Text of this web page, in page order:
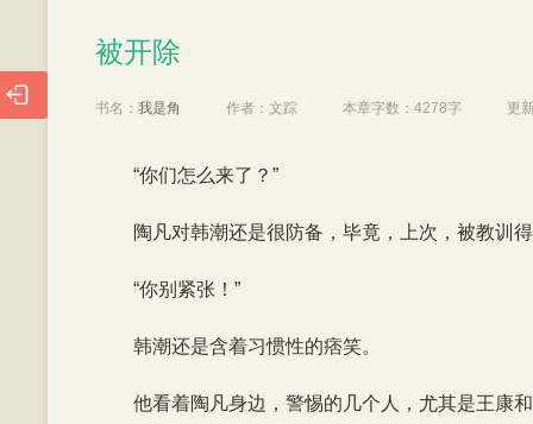
被开除
书名： 我是角 作者： 文踪 本章字数： 4278字 更
“你们怎么来了？”
陶凡对韩潮还是很防备，毕竟，上次，被教训
“你别紧张！”
韩潮还是含着习惯性的痞笑。
他看着陶凡身边，警惕的几个人，尤其是王康
